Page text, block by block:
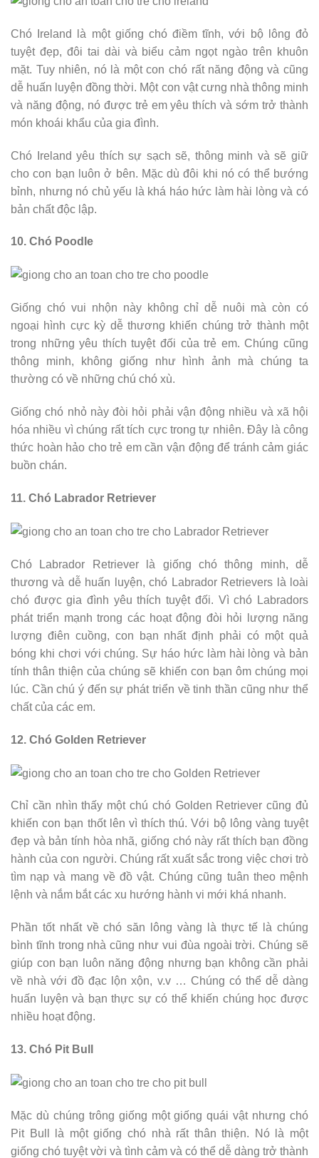
Chó Ireland là một giống chó điềm tĩnh, với bộ lông đỏ
tuyệt đẹp, đôi tai dài và biểu cảm ngọt ngào trên khuôn
mặt. Tuy nhiên, nó là một con chó rất năng động và cũng
dễ huấn luyện đồng thời. Một con vật cưng nhà thông minh
và năng động, nó được trẻ em yêu thích và sớm trở thành
món khoái khẩu của gia đình.
Chó Ireland yêu thích sự sạch sẽ, thông minh và sẽ giữ
cho con bạn luôn ở bên. Mặc dù đôi khi nó có thể bướng
bỉnh, nhưng nó chủ yếu là khá háo hức làm hài lòng và có
bản chất độc lập.
10. Chó Poodle
Giống chó vui nhộn này không chỉ dễ nuôi mà còn có
ngoại hình cực kỳ dễ thương khiến chúng trở thành một
trong những yêu thích tuyệt đối của trẻ em. Chúng cũng
thông minh, không giống như hình ảnh mà chúng ta
thường có về những chú chó xù.
Giống chó nhỏ này đòi hỏi phải vận động nhiều và xã hội
hóa nhiều vì chúng rất tích cực trong tự nhiên. Đây là công
thức hoàn hảo cho trẻ em cần vận động để tránh cảm giác
buồn chán.
11. Chó Labrador Retriever
Chó Labrador Retriever là giống chó thông minh, dễ
thương và dễ huấn luyện, chó Labrador Retrievers là loài
chó được gia đình yêu thích tuyệt đối. Vì chó Labradors
phát triển mạnh trong các hoạt động đòi hỏi lượng năng
lượng điên cuồng, con bạn nhất định phải có một quả
bóng khi chơi với chúng. Sự háo hức làm hài lòng và bản
tính thân thiện của chúng sẽ khiến con bạn ôm chúng mọi
lúc. Cần chú ý đến sự phát triển về tinh thần cũng như thể
chất của các em.
12. Chó Golden Retriever
Chỉ cần nhìn thấy một chú chó Golden Retriever cũng đủ
khiến con bạn thốt lên vì thích thú. Với bộ lông vàng tuyệt
đẹp và bản tính hòa nhã, giống chó này rất thích bạn đồng
hành của con người. Chúng rất xuất sắc trong việc chơi trò
tìm nạp và mang về đồ vật. Chúng cũng tuân theo mệnh
lệnh và nắm bắt các xu hướng hành vi mới khá nhanh.
Phần tốt nhất về chó săn lông vàng là thực tế là chúng
bình tĩnh trong nhà cũng như vui đùa ngoài trời. Chúng sẽ
giúp con bạn luôn năng động nhưng bạn không cần phải
về nhà với đồ đạc lộn xộn, v.v … Chúng có thể dễ dàng
huấn luyện và bạn thực sự có thể khiến chúng học được
nhiều hoạt động.
13. Chó Pit Bull
Mặc dù chúng trông giống một giống quái vật nhưng chó
Pit Bull là một giống chó nhà rất thân thiện. Nó là một
giống chó tuyệt vời và tình cảm và có thể dễ dàng trở thành